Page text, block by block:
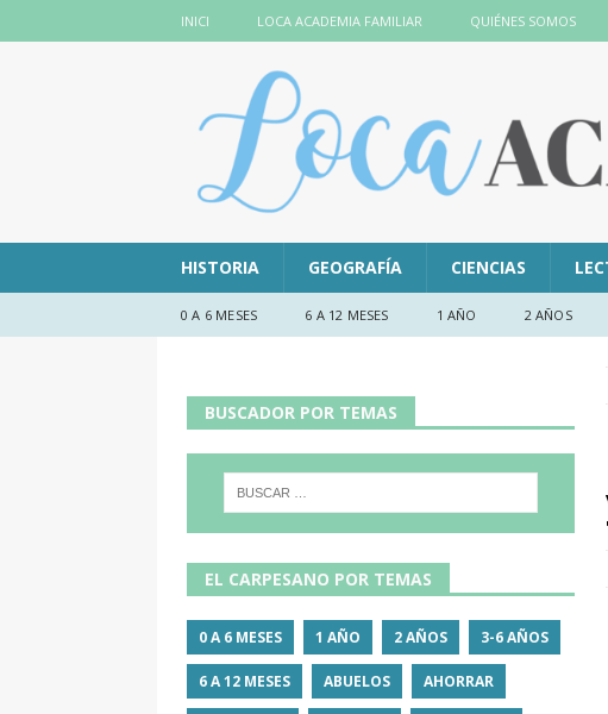
INICI LOCA ACADEMIA FAMILIAR QUIÉNES SOMOS
HISTORIA GEOGRAFÍA CIENCIAS
0 A 6 MESES 6 A 12 MESES 1 AÑO 2 AÑOS
BUSCADOR POR TEMAS
EL CARPESANO POR TEMAS
0 A 6 MESES 1 AÑO 2 AÑOS 3-6 AÑOS
6 A 12 MESES ABUELOS AHORRAR